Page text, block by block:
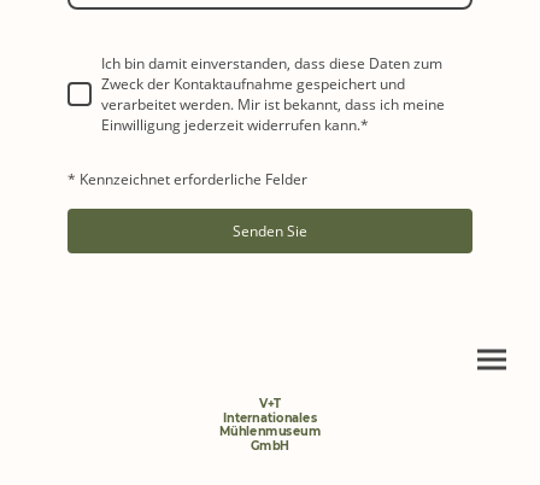
Ich bin damit einverstanden, dass diese Daten zum
Zweck der Kontaktaufnahme gespeichert und
verarbeitet werden. Mir ist bekannt, dass ich meine
Einwilligung jederzeit widerrufen kann.*
* Kennzeichnet erforderliche Felder
Senden Sie
V+T
Internationales
Mühlenmuseum
GmbH